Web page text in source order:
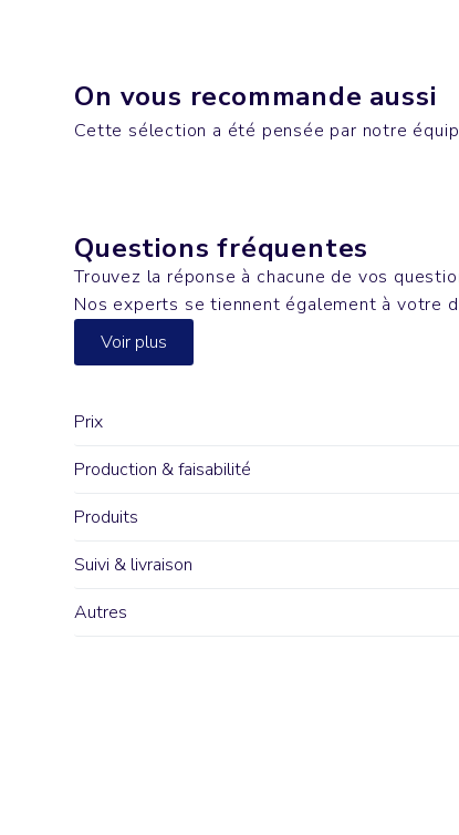
On vous recommande aussi
Cette sélection a été pensée par notre
Bureau
MOBB DEEP
Questions fréquentes
Trouvez la réponse à chacune de vos
Nos experts se tiennent également à votre
Voir plus
Prix
Production & faisabilité
Produits
Suivi & livraison
Autres